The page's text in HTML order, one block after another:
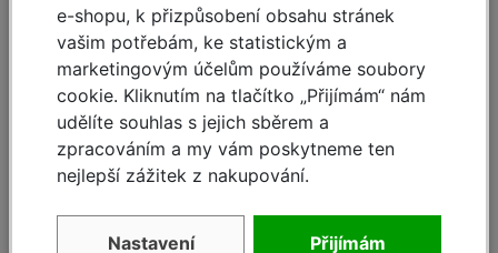
Zeptejte se (4)
Máte otázky k produktu: Hliníkové schůdky
Safety 6 stupňů
Zeptejte se.
e-shopu, k přizpůsobení obsahu stránek
vašim potřebám, ke statistickým a
marketingovým účelům používáme soubory
cookie. Kliknutím na tlačítko „Přijímám“ nám
udělíte souhlas s jejich sběrem a
zpracováním a my vám poskytneme ten
nejlepší zážitek z nakupování.
Nastavení Přijímám